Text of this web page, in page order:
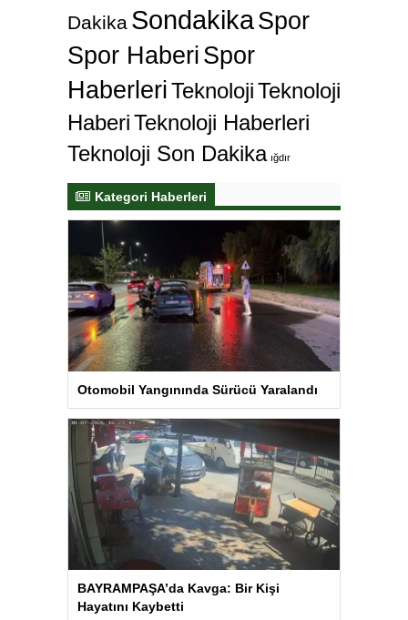
Dakika SondakikaSpor
Spor Haberi Spor
HaberleriTeknolojiTeknoloji
HaberiTeknoloji Haberleri
Teknoloji Son Dakika ığdır
Kategori Haberleri
Otomobil Yangınında Sürücü Yaralandı
BAYRAMPAŞA’da Kavga: Bir Kişi
Hayatını Kaybetti